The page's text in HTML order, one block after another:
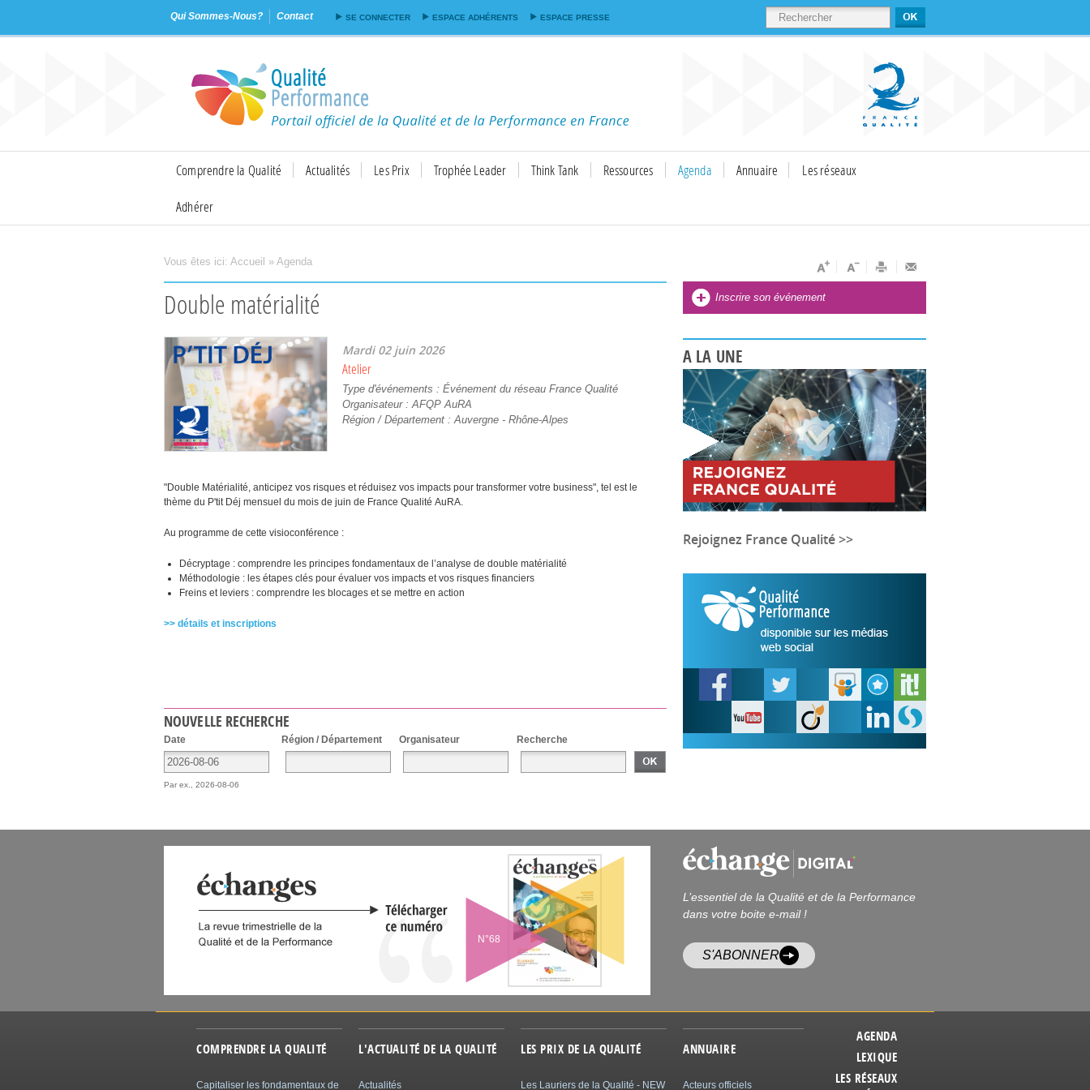
contenu
principal
Qui Sommes-Nous? Contact SE CONNECTER ESPACE ADHÉRENTS ESPACE PRESSE RECHERCHER
Comprendre la Qualité Actualités Les Prix Trophée Leader Think Tank Ressources Agenda Annuaire
Les réseaux
Adhérer
Vous êtes ici: Accueil » Agenda
Double matérialité
Mardi 02 juin 2026
Atelier
Type d'événements : Événement du réseau France Qualité
Organisateur :AFQP AuRA
Région / Département :Auvergne - Rhône-Alpes
"Double Matérialité, anticipez vos risques et réduisez vos impacts pour transformer votre business", tel est le
thème du P'tit Déj mensuel du mois de juin de France Qualité AuRA.
Au programme de cette visioconférence :
Décryptage : comprendre les principes fondamentaux de l’analyse de double matérialité
Méthodologie : les étapes clés pour évaluer vos impacts et vos risques financiers
Freins et leviers : comprendre les blocages et se mettre en action
​>> détails et inscriptions
NOUVELLE RECHERCHE
Date
Par ex., 2026-08-06
Région / Département Organisateur Recherche
Inscrire son événement
A LA UNE
Rejoignez France Qualité >>
N°68
L’essentiel de la Qualité et de la Performance
dans votre boite e-mail !
S'ABONNER
COMPRENDRE LA QUALITÉ
Capitaliser les fondamentaux de
L'ACTUALITÉ DE LA QUALITÉ
Actualités
LES PRIX DE LA QUALITÉ
Les Lauriers de la Qualité - NEW
ANNUAIRE
Acteurs officiels
AGENDA
LEXIQUE
LES RÉSEAUX